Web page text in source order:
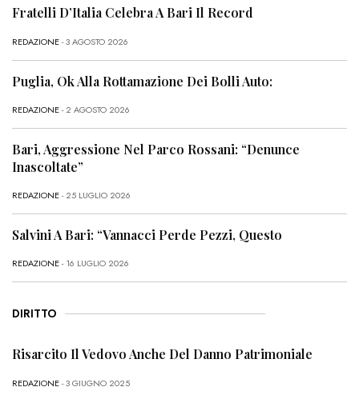
Fratelli D’Italia Celebra A Bari Il Record
REDAZIONE- 3 AGOSTO 2026
Puglia, Ok Alla Rottamazione Dei Bolli Auto:
REDAZIONE- 2 AGOSTO 2026
Bari, Aggressione Nel Parco Rossani: “Denunce
Inascoltate”
REDAZIONE- 25 LUGLIO 2026
Salvini A Bari: “Vannacci Perde Pezzi, Questo
REDAZIONE- 16 LUGLIO 2026
DIRITTO
Risarcito Il Vedovo Anche Del Danno Patrimoniale
REDAZIONE- 3 GIUGNO 2025